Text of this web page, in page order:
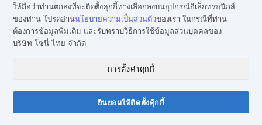
ให้ถือว่าท่านตกลงที่จะติดตั้งคุกกี้ทางเลือกลงบนอุปกรณ์อิเล็กทรอนิกส์
ของท่าน โปรดอ่านนโยบายความเป็นส่วนตัวของเรา ในกรณีที่ท่าน
ต้องการข้อมูลพิ่มเติม และรับทราบวิธีการใช้ข้อมูลส่วนบุคคลของ
บริษัท โซนี่ ไทย จำกัด
การตั้งค่าคุกกี้
ยินยอมให้ติดตั้งคุ้กกี้